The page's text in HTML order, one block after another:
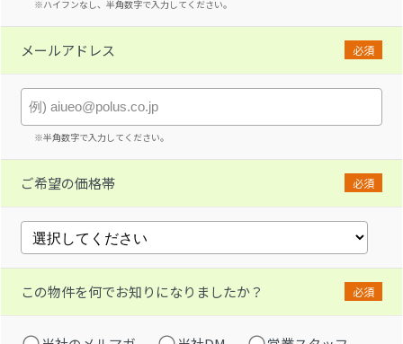
※ハイフンなし、半角数字で入力してください。
メールアドレス 必須
※半角数字で入力してください。
ご希望の価格帯 必須
この物件を何でお知りになりましたか？ 必須